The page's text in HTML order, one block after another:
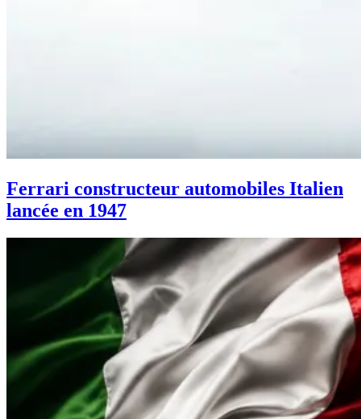
Ferrari constructeur automobiles Italien
lancée en 1947